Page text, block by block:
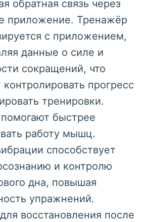
обратная связь через
приложение. Тренажёр
с приложением,
данные о силе и
сокращений, что
контролировать прогресс
тренировки.
быстрее
работу мышц.
способствует
и контролю
дна, повышая
упражнений.
восстановления после